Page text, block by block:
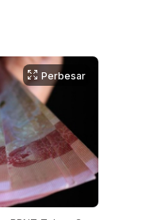
Perbesar